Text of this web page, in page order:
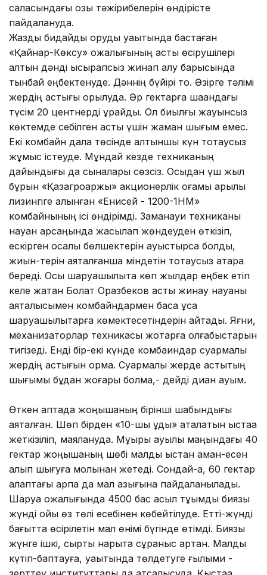
саласындағы озық тәжірибелерін өндірісте
пайдалануда.
Жаздық бидайды оруды уақытында бастаған
«Қайнар-Көксу» қожалығының астық өсірушілері
алтын дәнді ысырапсыз жинап алу барысында
тынбай еңбектенуде. Дәннің бүйірі тоқ. Әзірге тәлімі
жердің астығы орылуда. Әр гектарға шаққандағы
түсім 20 центнерді құрайды. Ол биылғы жауынсыз
көктемде себілген астық үшін жаман шығым емес.
Екі комбайн дала төсінде алтыншы күн тоқтаусыз
жұмыс істеуде. Мұндай кезде техниканың
дайындығы да сыналары сөзсіз. Осыдан үш жыл
бұрын «Қазагроқаржы» акционерлік қоғамы арқылы
лизингіге алынған «Енисей - 1200-1НМ»
комбайнының ісі өндірімді. Заманауи техниканы
науқан қарсаңында жақсылап жөндеуден өткізіп,
ескірген қосалқы бөлшектерін ауыстырса болды,
жиын-терін аяқталғанша міндетін тоқтаусыз атқара
береді. Осы шаруашылықта көп жылдар еңбек етіп
келе жатқан Болат Оразбеков астық жинау науқаны
аяқталысымен комбайндармен басқа ұсақ
шаруашылықтарға көмектесетіндерін айтады. Яғни,
механизаторлар техникасы жоқтарға қолғабыстарын
тигізеді. Енді бір-екі күнде комбаиндар суармалы
жердің астығын ормақ. Суармалы жерде астықтың
шығымы бұдан жоғары болмақ,- дейді диқан қауым.
Өткен аптада жоңышқаның бірінші шабындығы
аяқталған. Шөп бірден «10-шы құдық» аталатын қыстаққа
жеткізіліп, маялануда. Мұқыры ауылы маңындағы 40
гектар жоңышқаның шөбі малды қыстан аман-есен
алып шығуға молынан жетеді. Сондай-ақ, 60 гектар
алқаптағы арпа да мал азығына пайдаланылады.
Шаруа қожалығында 4500 бас асыл тұқымды биязы
жүнді қойы өз төлі есебінен көбейтілуде. Етті-жүнді
бағытта өсірілетін мал өнімі бүгінде өтімді. Биязы
жүнге ішкі, сыртқы нарықта сұраныс артқан. Малды
күтіп-баптауға, уақытында төлдетуге ғылыми -